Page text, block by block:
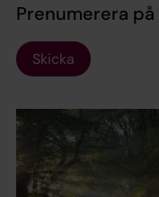
Prenumerera
Skicka